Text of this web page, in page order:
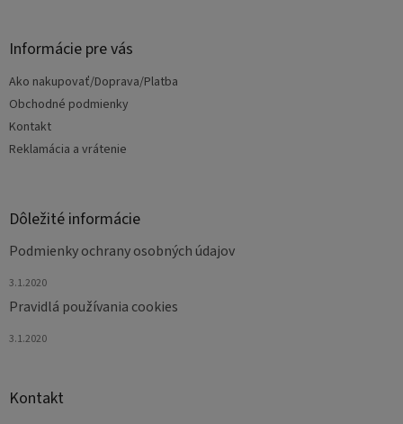
Informácie pre vás
Ako nakupovať/Doprava/Platba
Obchodné podmienky
Kontakt
Reklamácia a vrátenie
Dôležité informácie
Podmienky ochrany osobných údajov
3.1.2020
Pravidlá používania cookies
3.1.2020
Kontakt